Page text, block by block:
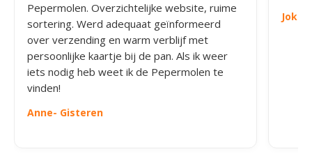
Pepermolen. Overzichtelijke website, ruime
sortering. Werd adequaat geïnformeerd
over verzending en warm verblijf met
persoonlijke kaartje bij de pan. Als ik weer
iets nodig heb weet ik de Pepermolen te
vinden!
Anne- Gisteren
Joke